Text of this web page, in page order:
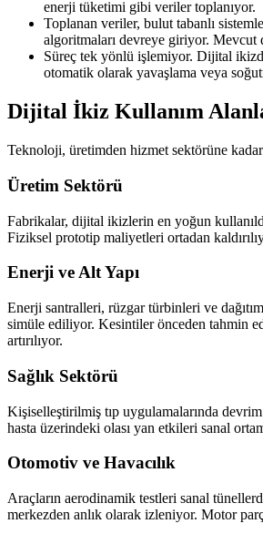
enerji tüketimi gibi veriler toplanıyor.
Toplanan veriler, bulut tabanlı
algoritmaları devreye giriyor.
Süreç tek yönlü işlemiyor. Dijital
otomatik olarak yavaşlama veya
Dijital İkiz Kullanım
Teknoloji, üretimden hizmet sektörüne
Üretim Sektörü
Fabrikalar, dijital ikizlerin en yoğun
Fiziksel prototip maliyetleri ortadan
Enerji ve Alt Yapı
Enerji santralleri, rüzgar türbinleri ve
simüle ediliyor. Kesintiler önceden tahmin
artırılıyor.
Sağlık Sektörü
Kişiselleştirilmiş tıp uygulamalarında
hasta üzerindeki olası yan etkileri sanal
Otomotiv ve Havacılık
Araçların aerodinamik testleri sanal
merkezden anlık olarak izleniyor. Motor